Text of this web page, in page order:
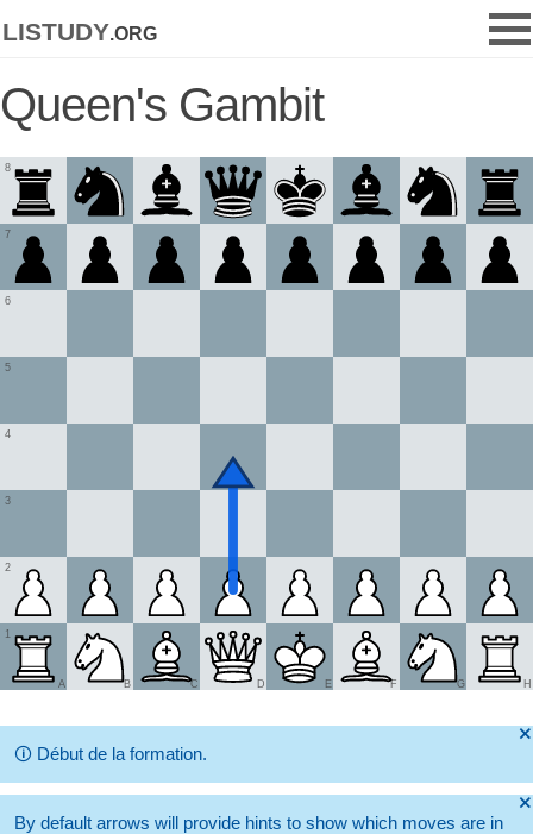
listudy.org
Queen's Gambit
1
2
3
4
5
6
7
8
A B C D E F G H
🞫
🛈 Début de la formation.
🞫
By default arrows will provide hints to show which moves are in